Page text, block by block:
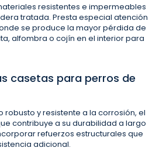
resistentes e impermeables
tratada. Presta especial atención
se produce la mayor pérdida de
alfombra o cojín en el interior para
casetas para perros de
robusto y resistente a la corrosión, el
contribuye a su durabilidad a largo
refuerzos estructurales que
adicional.